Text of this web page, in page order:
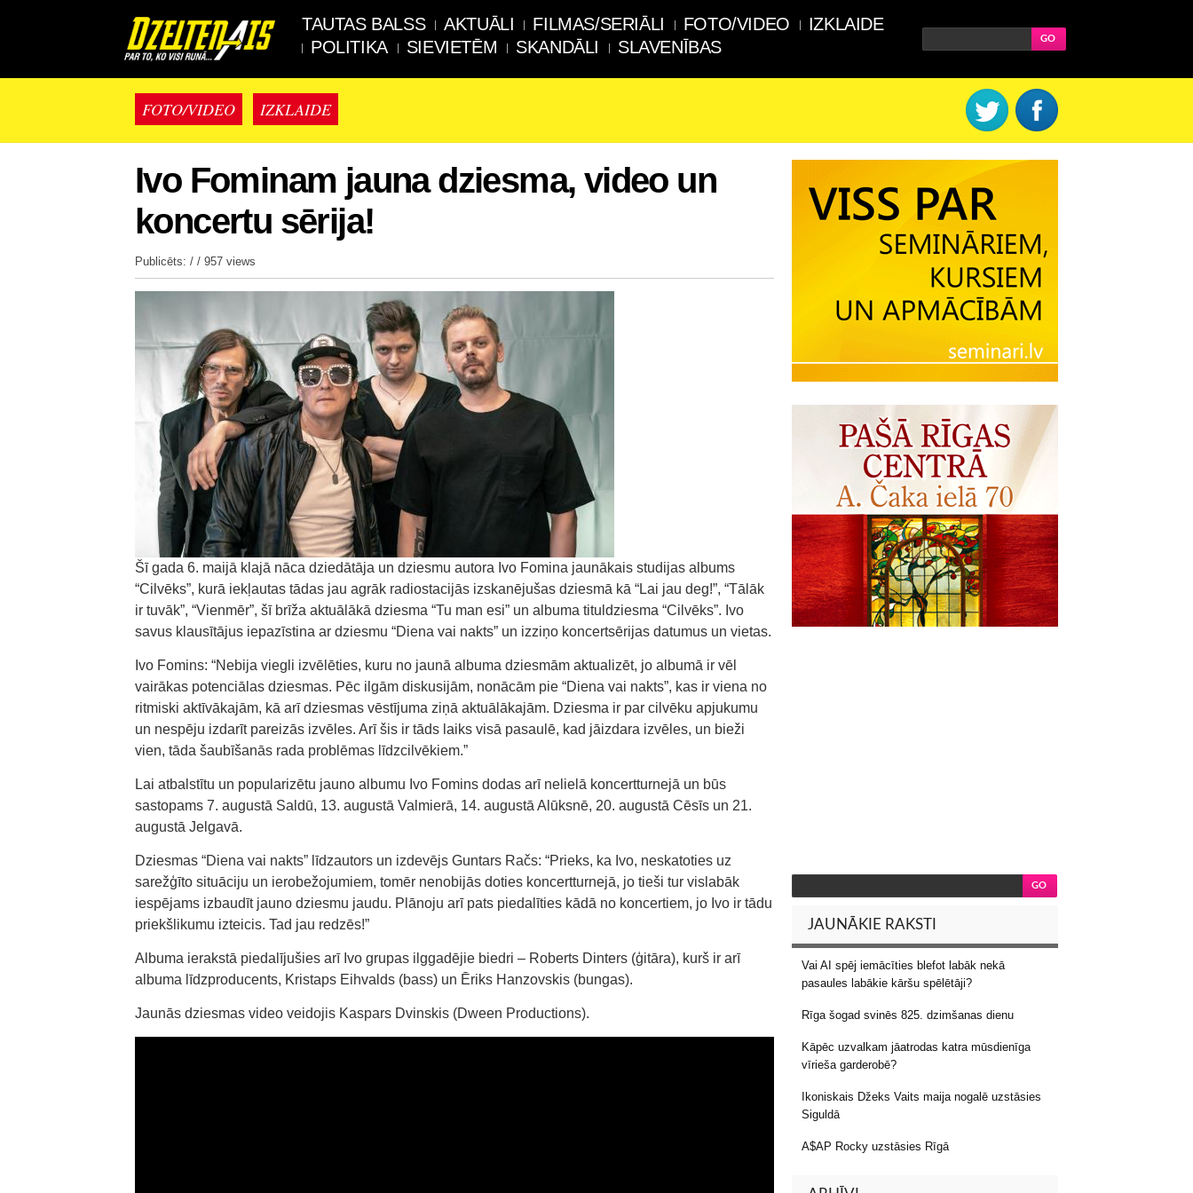
TAUTAS BALSS AKTUĀLI FILMAS/SERIĀLI FOTO/VIDEO
IZKLAIDE
POLITIKA
SIEVIETĒM SKANDĀLI SLAVENĪBAS
FOTO/VIDEO IZKLAIDE
Ivo Fominam jauna dziesma, video un
koncertu sērija!
Publicēts: / / 957 views
Šī gada 6. maijā klajā nāca dziedātāja un dziesmu autora Ivo Fomina jaunākais studijas albums
“Cilvēks”, kurā iekļautas tādas jau agrāk radiostacijās izskanējušas dziesmā kā “Lai jau deg!”, “Tālāk
ir tuvāk”, “Vienmēr”, šī brīža aktuālākā dziesma “Tu man esi” un albuma tituldziesma “Cilvēks”. Ivo
savus klausītājus iepazīstina ar dziesmu “Diena vai nakts” un izziņo koncertsērijas datumus un vietas.
Ivo Fomins: “Nebija viegli izvēlēties, kuru no jaunā albuma dziesmām aktualizēt, jo albumā ir vēl
vairākas potenciālas dziesmas. Pēc ilgām diskusijām, nonācām pie “Diena vai nakts”, kas ir viena no
ritmiski aktīvākajām, kā arī dziesmas vēstījuma ziņā aktuālākajām. Dziesma ir par cilvēku apjukumu
un nespēju izdarīt pareizās izvēles. Arī šis ir tāds laiks visā pasaulē, kad jāizdara izvēles, un bieži
vien, tāda šaubīšanās rada problēmas līdzcilvēkiem.”
Lai atbalstītu un popularizētu jauno albumu Ivo Fomins dodas arī nelielā koncertturnejā un būs
sastopams 7. augustā Saldū, 13. augustā Valmierā, 14. augustā Alūksnē, 20. augustā Cēsīs un 21.
augustā Jelgavā.
Dziesmas “Diena vai nakts” līdzautors un izdevējs Guntars Račs: “Prieks, ka Ivo, neskatoties uz
sarežģīto situāciju un ierobežojumiem, tomēr nenobijās doties koncertturnejā, jo tieši tur vislabāk
iespējams izbaudīt jauno dziesmu jaudu. Plānoju arī pats piedalīties kādā no koncertiem, jo Ivo ir tādu
priekšlikumu izteicis. Tad jau redzēs!”
Albuma ierakstā piedalījušies arī Ivo grupas ilggadējie biedri – Roberts Dinters (ģitāra), kurš ir arī
albuma līdzproducents, Kristaps Eihvalds (bass) un Ēriks Hanzovskis (bungas).
Jaunās dziesmas video veidojis Kaspars Dvinskis (Dween Productions).
JAUNĀKIE RAKSTI
Vai AI spēj iemācīties blefot labāk nekā
pasaules labākie kāršu spēlētāji?
Rīga šogad svinēs 825. dzimšanas dienu
Kāpēc uzvalkam jāatrodas katra mūsdienīga
vīrieša garderobē?
Ikoniskais Džeks Vaits maija nogalē uzstāsies
Siguldā
A$AP Rocky uzstāsies Rīgā